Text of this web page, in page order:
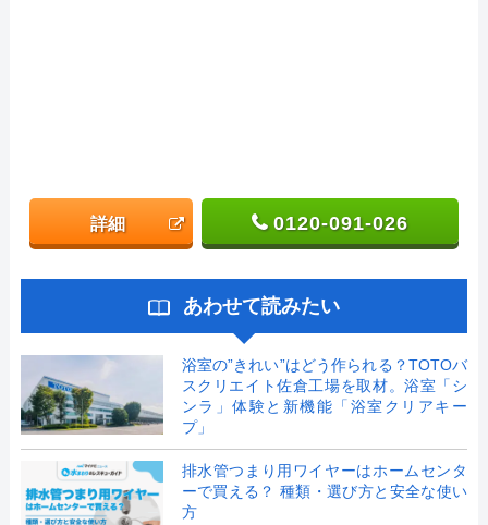
詳細 0120-091-026
あわせて読みたい
浴室の”きれい”はどう作られる？TOTOバ
スクリエイト佐倉工場を取材。浴室「シ
ンラ」体験と新機能「浴室クリアキー
プ」
排水管つまり用ワイヤーはホームセンタ
ーで買える？ 種類・選び方と安全な使い
方